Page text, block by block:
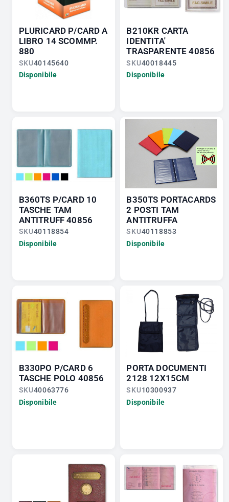
PLURICARD P/CARD A
LIBRO 14 SCOMMP.
880
SKU40145640
Disponibile
B210KR CARTA
IDENTITA'
TRASPARENTE 40856
SKU40018445
Disponibile
B360TS P/CARD 10
TASCHE TAM
ANTITRUFF 40856
SKU40118854
Disponibile
B350TS PORTACARDS
2 POSTI TAM
ANTITRUFFA
SKU40118853
Disponibile
B330PO P/CARD 6
TASCHE POLO 40856
SKU40063776
Disponibile
PORTA DOCUMENTI
2128 12X15CM
SKU10300937
Disponibile